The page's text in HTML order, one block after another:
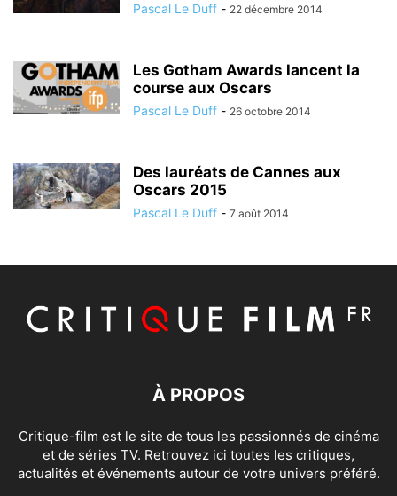
Pascal Le Duff - 22 décembre 2014
Les Gotham Awards lancent la
course aux Oscars
Pascal Le Duff - 26 octobre 2014
Des lauréats de Cannes aux
Oscars 2015
Pascal Le Duff - 7 août 2014
À PROPOS
Critique-film est le site de tous les passionnés de cinéma
et de séries TV. Retrouvez ici toutes les critiques,
actualités et événements autour de votre univers préféré.